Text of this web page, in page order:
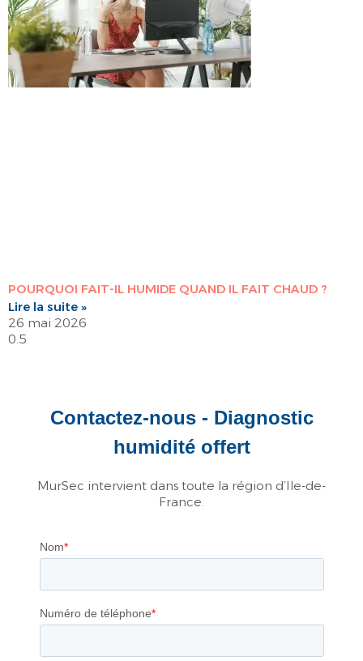
POURQUOI FAIT-IL HUMIDE QUAND IL FAIT CHAUD ?
Lire la suite »
26 mai 2026
Contactez-nous - Diagnostic
humidité offert
MurSec intervient dans toute la région d’Ile-de-
France.